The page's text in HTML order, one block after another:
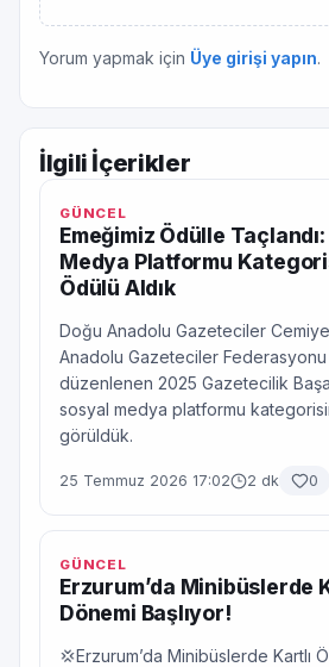
Yorum yapmak için Üye girişi yapın.
İlgili İçerikler
GÜNCEL
Emeğimiz Ödülle
Medya Platformu
Ödülü Aldık
Doğu Anadolu Gazeteciler
Anadolu Gazeteciler Federasyonu
düzenlenen 2025 Gazetecilik
sosyal medya platformu
görüldük.
25 Temmuz 2026 17:02 2 dk 0
GÜNCEL
Erzurum’da Minibüslerde
Dönemi Başlıyor!
💢Erzurum’da Minibüslerde Kartlı